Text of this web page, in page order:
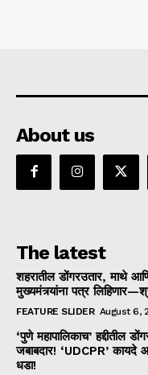
About us
The latest
शहरातील डोंगरउतार, माथे
मुख्यमंत्र्यांना पत्र
FEATURE SLIDER August 6,
‘पुणे महापालिकाच’ हद्दीतील
जबाबदार! ‘UDCPR’ कायदे
धडा!